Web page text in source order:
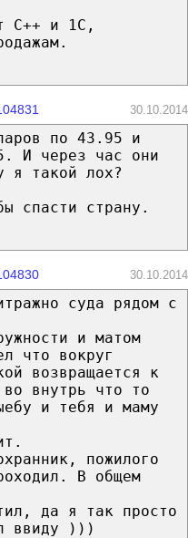
C++ и 1С,
30.10.2014
по 43.95 и
И через час они
я такой лох?
спасти страну.
30.10.2014
суда рядом с
и матом
что вокруг
возвращается к
внутрь что то
и тебя и маму
пожилого
В общем
да я так просто
ввиду )))